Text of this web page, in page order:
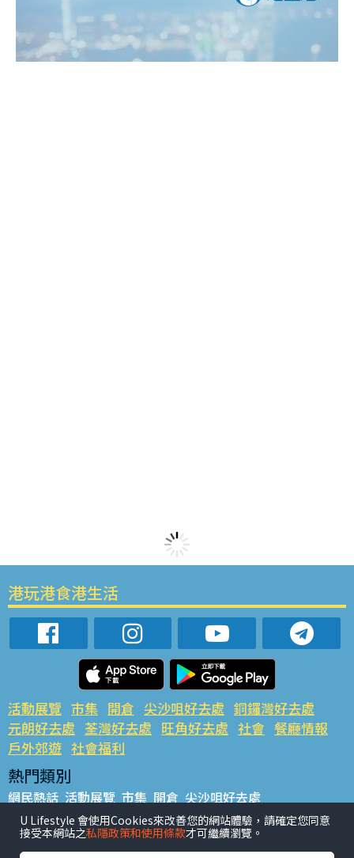
港玩港食港生活
活動展覽 市集 開倉 尖沙咀好去處 銅鑼灣好去處
元朗好去處 荃灣好去處 旺角好去處 社會 餐廳情報
戶外郊遊 社會福利
熱門類別
網民熱話 活動展覽 市集 開倉 尖沙咀好去處
銅鑼灣好去處 元朗好去處 荃灣好去處 旺角好去處 社會
餐廳情報 戶外郊遊
U Lifestyle 會使用Cookies來改善您的網站體驗，請確定您同意
接受本網站之私隱政策和使用條款才可繼續瀏覽。